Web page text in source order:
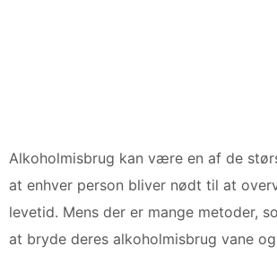
Alkoholmisbrug kan være en af ​​de
at enhver person bliver nødt til at
levetid. Mens der er mange metoder,
at bryde deres alkoholmisbrug vane